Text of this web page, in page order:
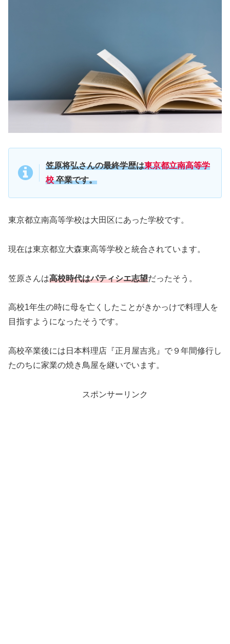
笠原将弘さんの最終学歴は東京都立南高等学
校卒業です。
東京都立南高等学校は大田区にあった学校です。
現在は東京都立大森東高等学校と統合されています。
笠原さんは高校時代はパティシエ志望だったそう。
高校1年生の時に母を亡くしたことがきかっけで料理人を
目指すようになったそうです。
高校卒業後には日本料理店『正月屋吉兆』で９年間修行し
たのちに家業の焼き鳥屋を継いでいます。
スポンサーリンク